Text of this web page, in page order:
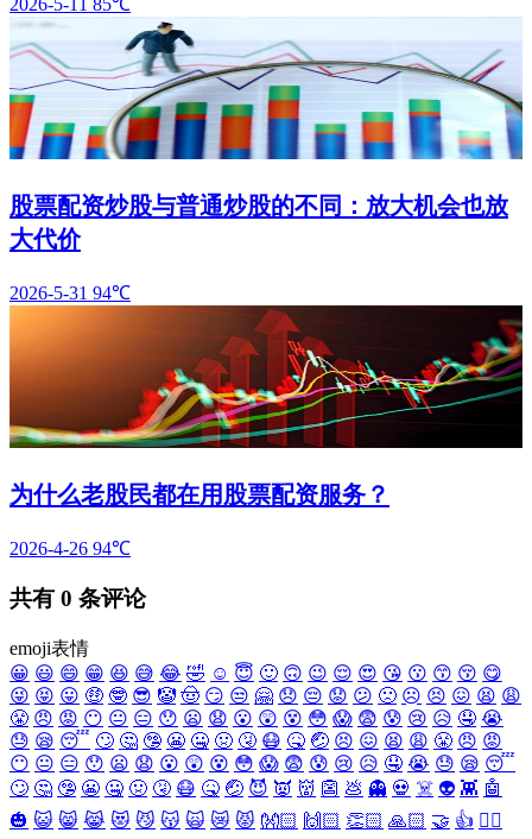
2026-5-11 85℃
股票配资炒股与普通炒股的不同：放大机会也放
大代价
2026-5-31 94℃
为什么老股民都在用股票配资服务？
2026-4-26 94℃
共有 0 条评论
emoji表情
😀 😃 😄 😁 😆 😅 😂 🤣 ☺️ 😇 🙂 🙃 😉 😌 😍 😘 😗 😙 😚 😋
😜 😝 😛 🤑 🤓 😎 🤡 🤠 😏 😒 🤗 😞 😔 😟 😕 🙁 ☹️ 😣 😖 😫 😩
😤 😠 😡 😶 😐 😑 😯 😦 😧 😮 😲 😵 😳 😱 😨 😰 😢 😥 🤤 😭
😓 😪 😴 🙄 🤔 🤥 😬 🤐 🤢 🤧 😷 🤒 🤕 😣 😖 😫 😩 😤 😠 😡
😶 😐 😑 😯 😦 😧 😮 😲 😵 😳 😱 😨 😰 😢 😥 🤤 😭 😓 😪 😴
🙄 🤔 🤥 😬 🤐 🤢 🤧 😷 🤒 🤕 😈 👿 👹 👺 💩 👻 💀 ☠️ 👽 👾 🤖
🎃 😺 😸 😹 😻 😼 😽 🙀 😿 😾 👐🏻 🙌🏻 👏🏻 🙏🏻 🤝 👍 👎🏻